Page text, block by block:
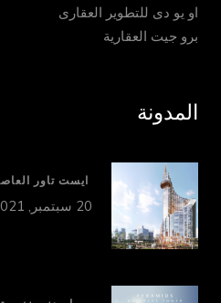
او يو دى للتطوير العقارى
برو جيت العقارية
المدونة
ايست تاور
20 سبتمبر, 2021